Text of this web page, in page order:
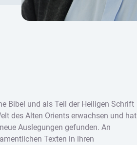
Bibel und als Teil der Heiligen Schrift
des Alten Orients erwachsen und hat
Auslegungen gefunden. An
Texten in ihren